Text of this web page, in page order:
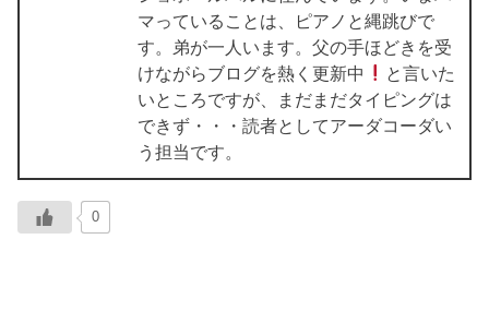
マっていることは、ピアノと縄跳びで
す。弟が一人います。父の手ほどきを受
けながらブログを熱く更新中
と言いた
いところですが、まだまだタイピングは
できず・・・読者としてアーダコーダい
う担当です。
0